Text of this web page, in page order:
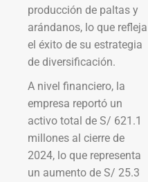
producción de paltas y
arándanos, lo que refleja
el éxito de su estrategia
de diversificación.
A nivel financiero, la
empresa reportó un
activo total de S/ 621.1
millones al cierre de
2024, lo que representa
un aumento de S/ 25.3